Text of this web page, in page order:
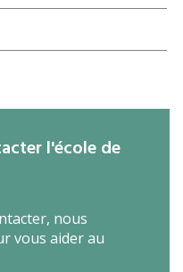
l'école de
nous
vous aider au